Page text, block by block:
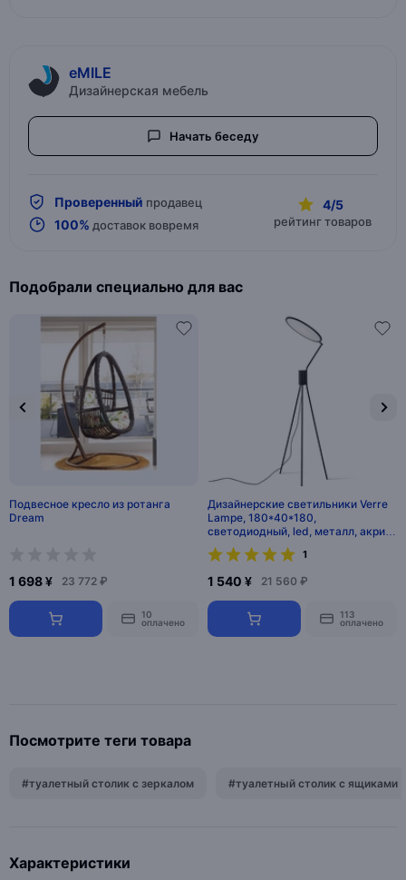
eMILE
Дизайнерская мебель
Начать беседу
Проверенный продавец
100% доставок вовремя
4/5
рейтинг товаров
Подобрали специально для вас
Подвесное кресло из ротанга
Dream
1 698 ¥ 23 772 ₽
10
оплачено
Дизайнерские светильники Verre
Lampe, 180*40*180,
светодиодный, led, металл, акрил
металл
1
1 540 ¥ 21 560 ₽
113
оплачено
Посмотрите теги товара
#туалетный столик с зеркалом #туалетный столик с ящиками
Характеристики